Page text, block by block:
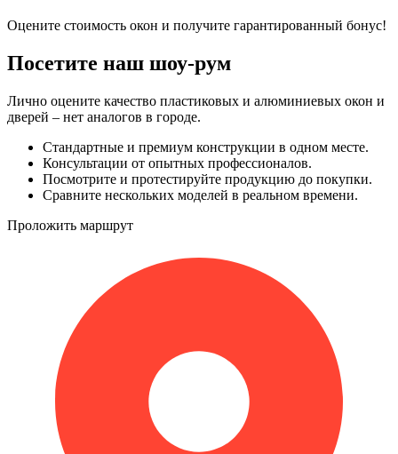
Оцените стоимость окон и получите гарантированный бонус!
Посетите наш шоу-рум
Лично оцените качество пластиковых и алюминиевых окон и
дверей – нет аналогов в городе.
Стандартные и премиум конструкции в одном месте.
Консультации от опытных профессионалов.
Посмотрите и протестируйте продукцию до покупки.
Сравните нескольких моделей в реальном времени.
Проложить маршрут